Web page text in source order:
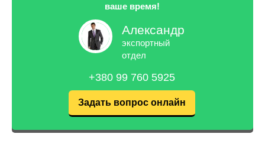
ваше время!
Александр
экспортный
отдел
+380 99 760 5925
Задать вопрос онлайн